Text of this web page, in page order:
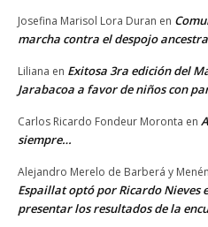
Josefina Marisol Lora Duran en
marcha contra el despojo
Liliana en Exitosa 3ra edición del
Jarabacoa a favor de niños con
Carlos Ricardo Fondeur Moronta en
siempre…
Alejandro Merelo de Barberá y
Espaillat optó por Ricardo Nieves
presentar los resultados de la